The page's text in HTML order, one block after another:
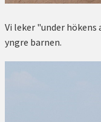
Vi leker "under
yngre barnen.